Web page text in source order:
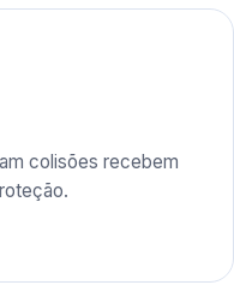
colisões recebem